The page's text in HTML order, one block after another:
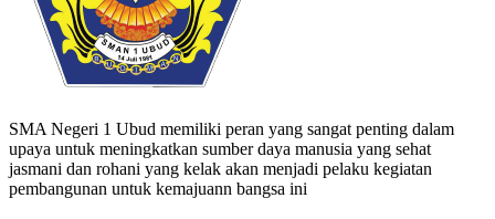
SMA Negeri 1 Ubud memiliki peran yang sangat penting dalam
upaya untuk meningkatkan sumber daya manusia yang sehat
jasmani dan rohani yang kelak akan menjadi pelaku kegiatan
pembangunan untuk kemajuann bangsa ini